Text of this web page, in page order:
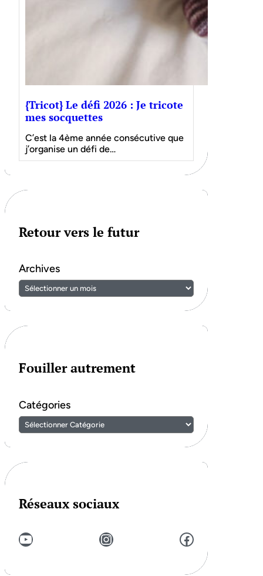
{Tricot} Le défi 2026 : Je tricote
mes socquettes
C’est la 4ème année consécutive que
j’organise un défi de…
Retour vers le futur
Archives
Fouiller autrement
Catégories
Réseaux sociaux
YouTube Instagram Facebook